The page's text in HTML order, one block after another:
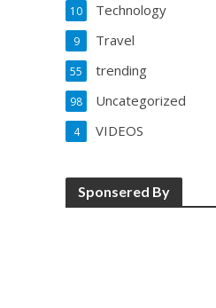
Technology
10
Travel
9
trending
55
Uncategorized
98
VIDEOS
4
Sponsered By